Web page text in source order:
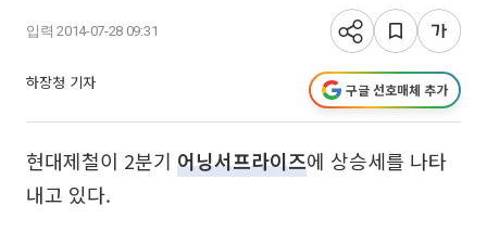
입력 2014-07-28 09:31
하장청 기자 구글 선호매체 추가
현대제철이 2분기 어닝서프라이즈에 상승세를 나타
내고 있다.